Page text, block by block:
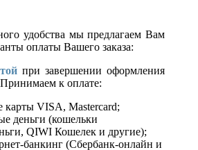
удобства мы предлагаем Вам
оплаты Вашего заказа:
при завершении оформления
Принимаем к оплате:
карты VISA, Mastercard;
деньги (кошельки
QIWI Кошелек и другие);
банкинг (Сбербанк-онлайн и